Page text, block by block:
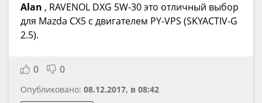
Alan , RAVENOL DXG 5W-30 это отличный выбор
для Mazda CX5 с двигателем PY-VPS (SKYACTIV-G
2.5).
0 0
Опубликовано: 08.12.2017, в 08:42